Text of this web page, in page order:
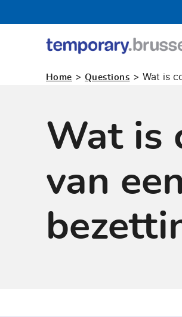
tijdelijk
Home > Questions > Wat is
Wat is
van